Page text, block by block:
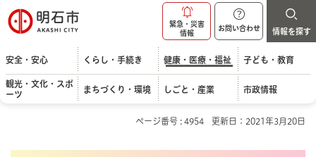
明石市
緊急・災害
情報
お問い合わせ 情報を探す
安全・安心 くらし・手続き 健康・医療・福祉 子ども・教育
観光・文化・スポ
ーツ
まちづくり・環境 しごと・産業 市政情報
ページ番号 : 4954 更新日：2021年3月20日